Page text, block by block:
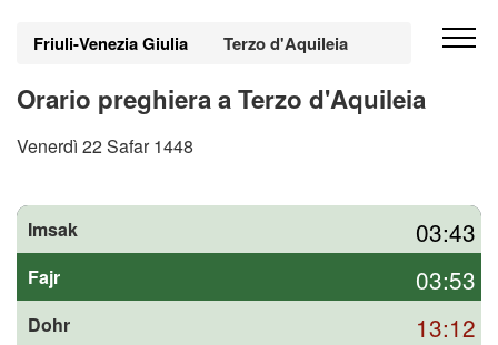
Friuli-Venezia Giulia Terzo d'Aquileia
Orario preghiera a Terzo d'Aquileia
Venerdì 22 Safar 1448
Imsak 03:43
Fajr 03:53
Dohr 13:12